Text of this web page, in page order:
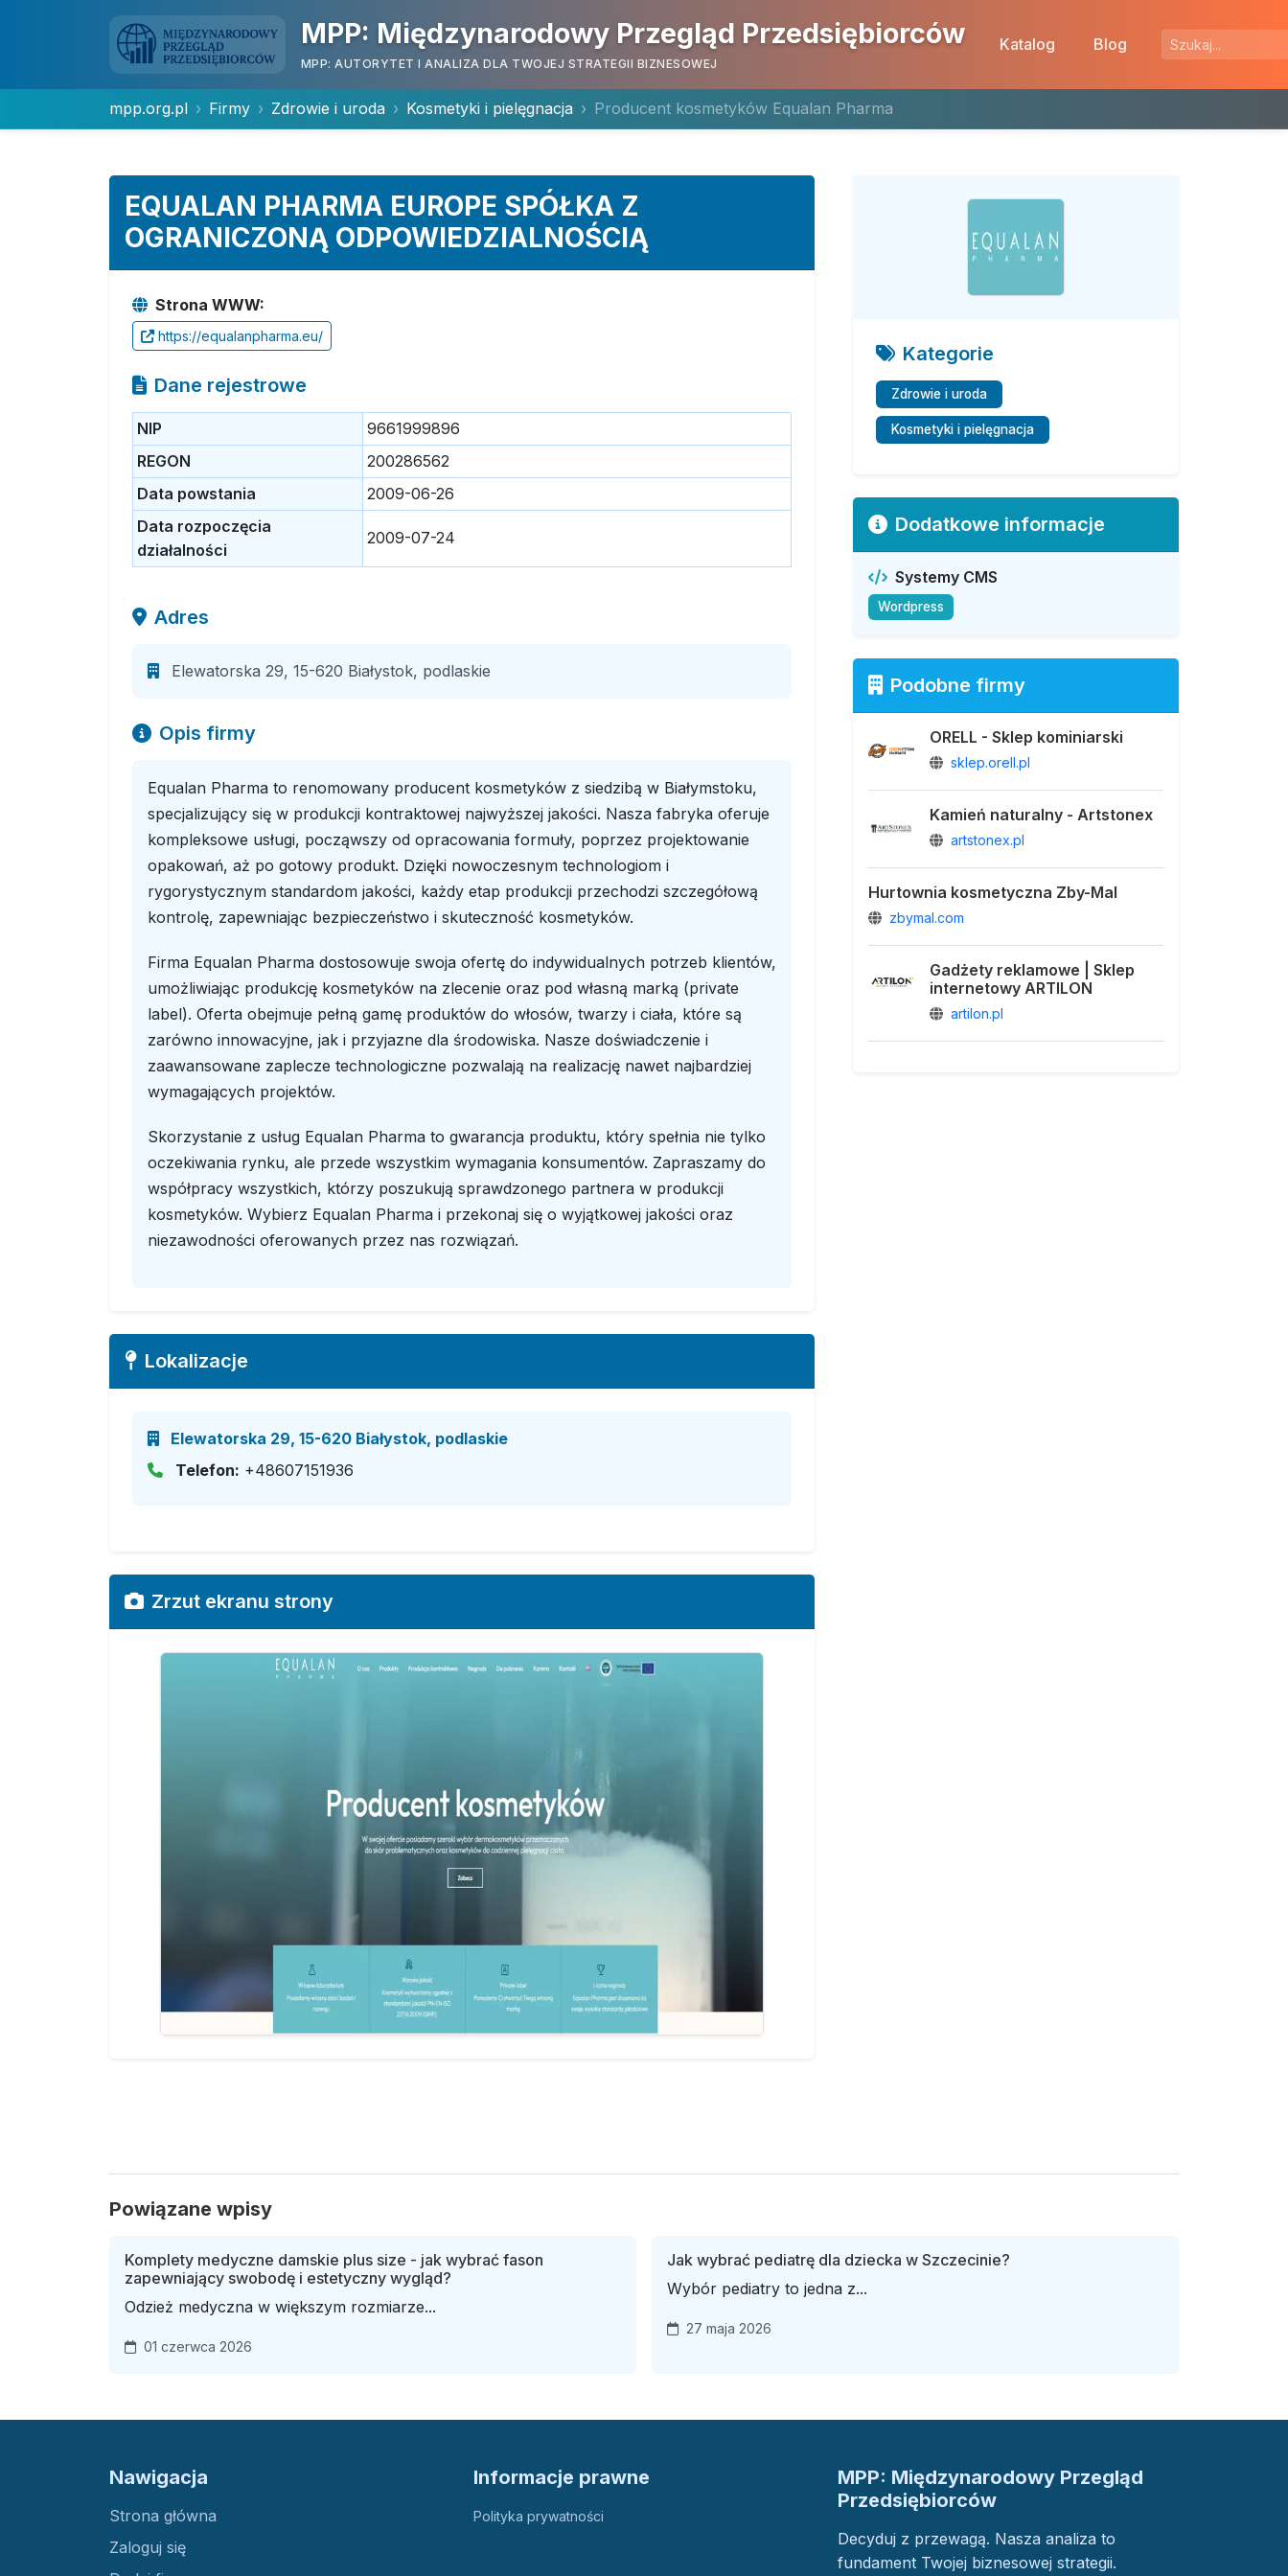
MPP: Międzynarodowy Przegląd Przedsiębiorców
MPP: AUTORYTET I ANALIZA DLA TWOJEJ STRATEGII BIZNESOWEJ
Katalog Blog
mpp.org.pl Firmy Zdrowie i uroda Kosmetyki i pielęgnacja Producent kosmetyków Equalan Pharma
EQUALAN PHARMA EUROPE SPÓŁKA Z
OGRANICZONĄ ODPOWIEDZIALNOŚCIĄ
Strona WWW:
https://equalanpharma.eu/
Dane rejestrowe
NIP
9661999896
REGON
200286562
Data powstania
2009-06-26
Data rozpoczęcia
działalności
2009-07-24
Adres
Elewatorska 29, 15-620 Białystok, podlaskie
Opis firmy
Equalan Pharma to renomowany producent kosmetyków z siedzibą w Białymstoku,
specjalizujący się w produkcji kontraktowej najwyższej jakości. Nasza fabryka oferuje
kompleksowe usługi, począwszy od opracowania formuły, poprzez projektowanie
opakowań, aż po gotowy produkt. Dzięki nowoczesnym technologiom i
rygorystycznym standardom jakości, każdy etap produkcji przechodzi szczegółową
kontrolę, zapewniając bezpieczeństwo i skuteczność kosmetyków.
Firma Equalan Pharma dostosowuje swoja ofertę do indywidualnych potrzeb klientów,
umożliwiając produkcję kosmetyków na zlecenie oraz pod własną marką (private
label). Oferta obejmuje pełną gamę produktów do włosów, twarzy i ciała, które są
zarówno innowacyjne, jak i przyjazne dla środowiska. Nasze doświadczenie i
zaawansowane zaplecze technologiczne pozwalają na realizację nawet najbardziej
wymagających projektów.
Skorzystanie z usług Equalan Pharma to gwarancja produktu, który spełnia nie tylko
oczekiwania rynku, ale przede wszystkim wymagania konsumentów. Zapraszamy do
współpracy wszystkich, którzy poszukują sprawdzonego partnera w produkcji
kosmetyków. Wybierz Equalan Pharma i przekonaj się o wyjątkowej jakości oraz
niezawodności oferowanych przez nas rozwiązań.
Lokalizacje
Elewatorska 29, 15-620 Białystok, podlaskie
Telefon: +48607151936
Zrzut ekranu strony
Kategorie
Zdrowie i uroda
Kosmetyki i pielęgnacja
Dodatkowe informacje
Systemy CMS
Wordpress
Podobne firmy
ORELL - Sklep kominiarski
sklep.orell.pl
Kamień naturalny - Artstonex
artstonex.pl
Hurtownia kosmetyczna Zby-Mal
zbymal.com
Gadżety reklamowe | Sklep
internetowy ARTILON
artilon.pl
Powiązane wpisy
Komplety medyczne damskie plus size - jak wybrać fason
zapewniający swobodę i estetyczny wygląd?
Odzież medyczna w większym rozmiarze...
01 czerwca 2026
Jak wybrać pediatrę dla dziecka w Szczecinie?
Wybór pediatry to jedna z...
27 maja 2026
Nawigacja
Strona główna
Zaloguj się
Informacje prawne
Polityka prywatności
MPP: Międzynarodowy Przegląd
Przedsiębiorców
Decyduj z przewagą. Nasza analiza to
fundament Twojej biznesowej strategii.